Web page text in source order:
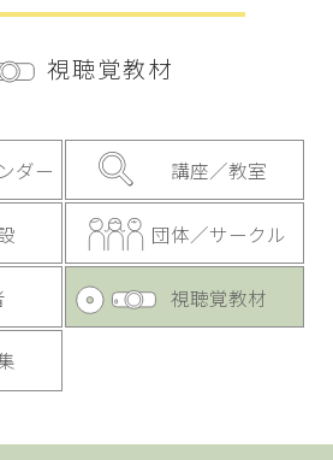
視聴覚教材
ダー 講座／教室
団体／サークル
視聴覚教材